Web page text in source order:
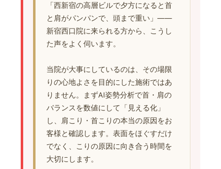
「西新宿の高層ビルで夕方になると首
と肩がパンパンで、頭まで重い」——
新宿西口院に来られる方から、こうし
た声をよく伺います。
当院が大事にしているのは、その場限
りの心地よさを目的にした施術ではあ
りません。まずAI姿勢分析で首・肩の
バランスを数値にして「見える化」
し、肩こり・首こりの本当の原因をお
客様と確認します。表面をほぐすだけ
でなく、こりの原因に向き合う時間を
大切にします。